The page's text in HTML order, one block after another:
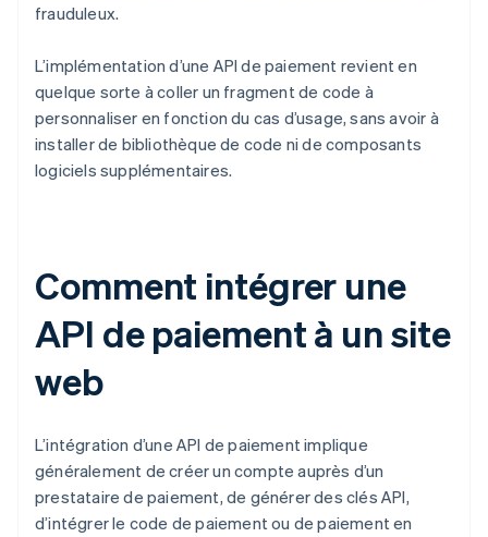
frauduleux.
L’implémentation d’une API de paiement revient en
quelque sorte à coller un fragment de code à
personnaliser en fonction du cas d’usage, sans avoir à
installer de bibliothèque de code ni de composants
logiciels supplémentaires.
Comment intégrer une
API de paiement à un site
web
L’intégration d’une API de paiement implique
généralement de créer un compte auprès d’un
prestataire de paiement, de générer des clés API,
d’intégrer le code de paiement ou de paiement en